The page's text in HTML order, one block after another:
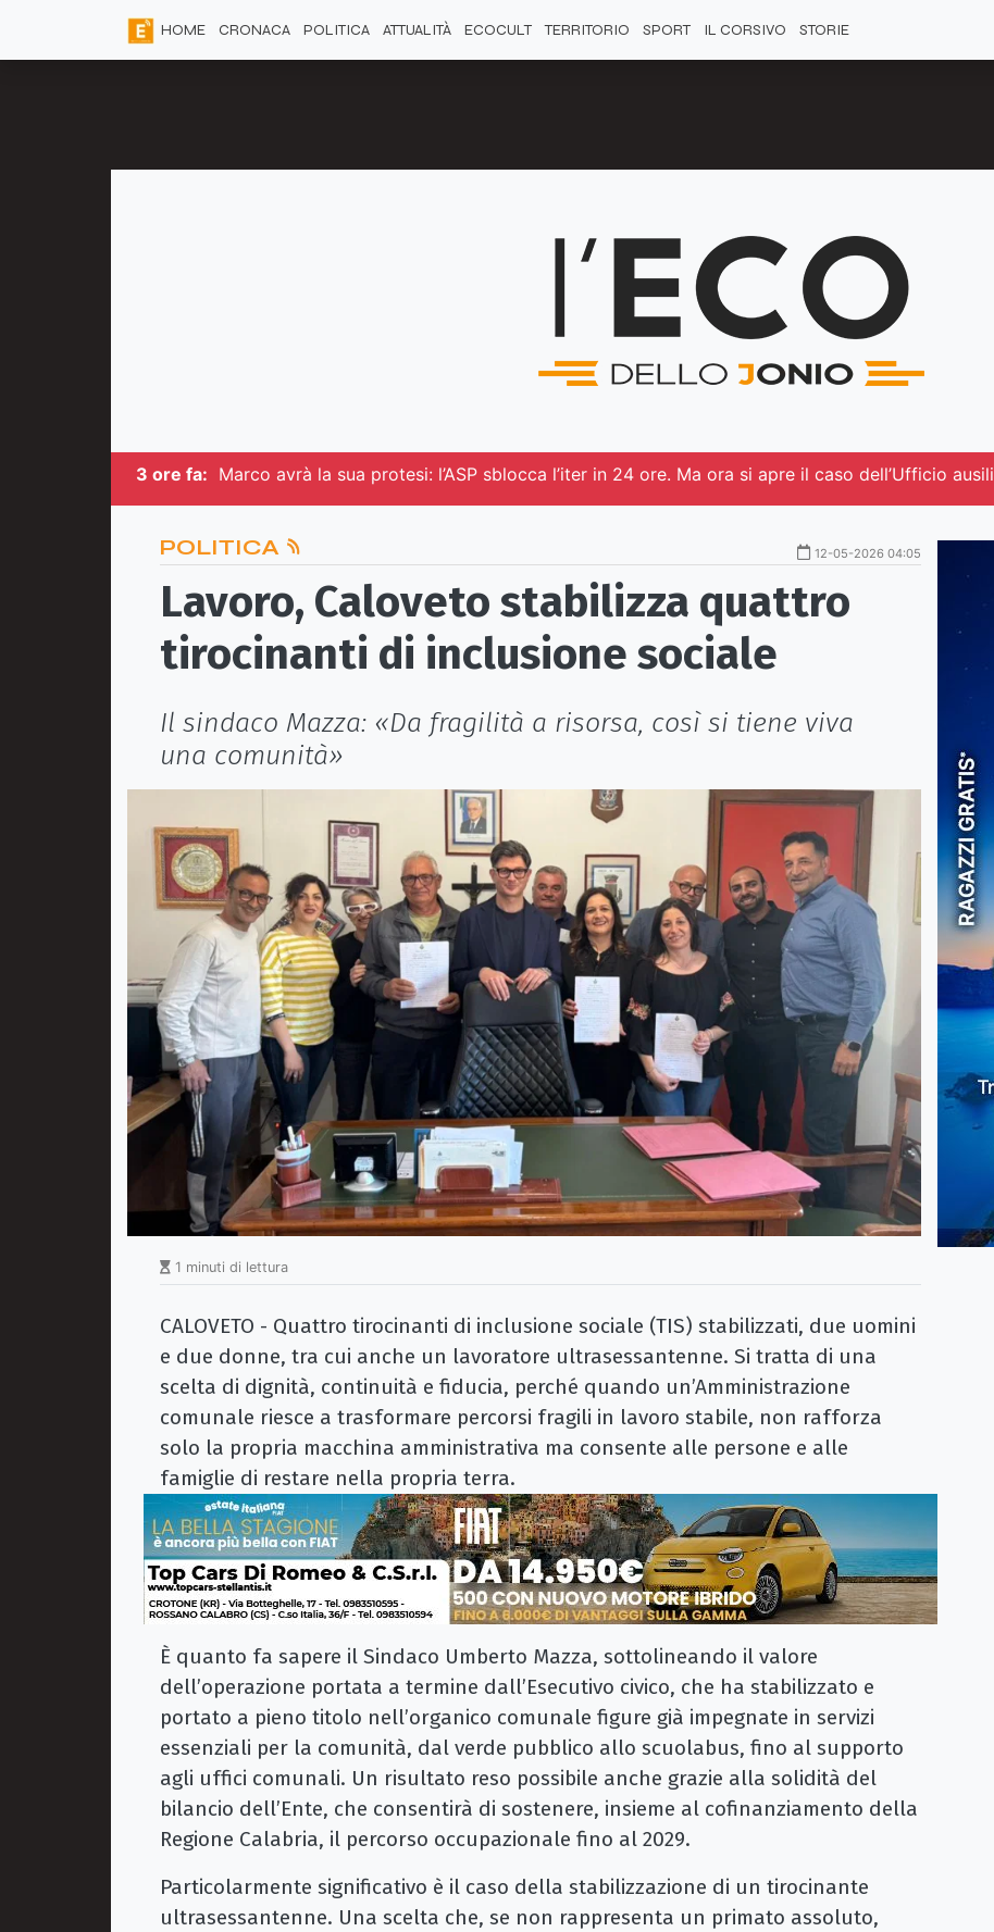
HOME CRONACA POLITICA ATTUALITÀ ECOCULT TERRITORIO SPORT IL CORSIVO STORIE
3 ore fa: Marco avrà la sua protesi: l’ASP sblocca l’iter in 24 ore. Ma ora si apre il caso dell’Ufficio ausili
POLITICA 12-05-2026 04:05
Lavoro, Caloveto stabilizza quattro
tirocinanti di inclusione sociale
Il sindaco Mazza: «Da fragilità a risorsa, così si tiene viva
una comunità»
1 minuti di lettura
CALOVETO - Quattro tirocinanti di inclusione sociale (TIS) stabilizzati, due uomini
e due donne, tra cui anche un lavoratore ultrasessantenne. Si tratta di una
scelta di dignità, continuità e fiducia, perché quando un’Amministrazione
comunale riesce a trasformare percorsi fragili in lavoro stabile, non rafforza
solo la propria macchina amministrativa ma consente alle persone e alle
famiglie di restare nella propria terra.
È quanto fa sapere il Sindaco Umberto Mazza, sottolineando il valore
dell’operazione portata a termine dall’Esecutivo civico, che ha stabilizzato e
portato a pieno titolo nell’organico comunale figure già impegnate in servizi
essenziali per la comunità, dal verde pubblico allo scuolabus, fino al supporto
agli uffici comunali. Un risultato reso possibile anche grazie alla solidità del
bilancio dell’Ente, che consentirà di sostenere, insieme al cofinanziamento della
Regione Calabria, il percorso occupazionale fino al 2029.
Particolarmente significativo è il caso della stabilizzazione di un tirocinante
ultrasessantenne. Una scelta che, se non rappresenta un primato assoluto,